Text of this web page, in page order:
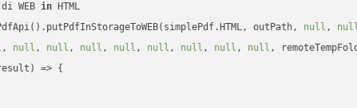
di WEB in
outPath, null ,
, null , null , null , null , null , null , null , null ,
=> {